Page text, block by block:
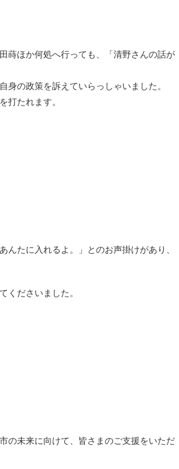
蒔ほか何処へ行っても、「清野さんの話が
の政策を訴えていらっしゃいました。
打たれます。
たに入れるよ。」とのお声掛けがあり、
くださいました。
の未来に向けて、皆さまのご支援をいただ